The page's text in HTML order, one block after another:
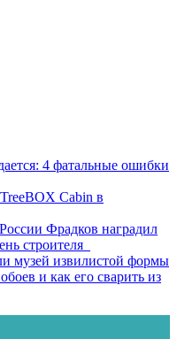
4 фатальные ошибки
Cabin в
Фрадков наградил
строителя
музей извилистой формы
и как его сварить из